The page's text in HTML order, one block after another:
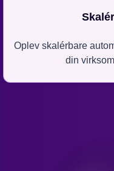
Oplev skalérbare
din